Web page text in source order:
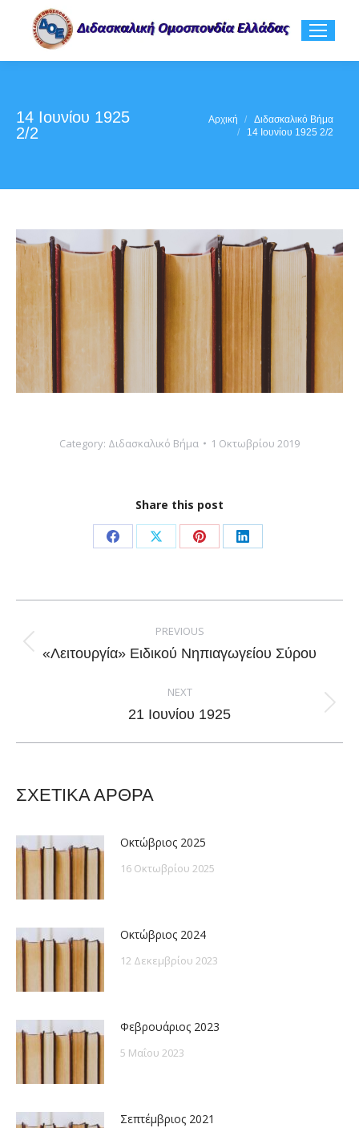
14 Ιουνίου 1925
2/2
Αρχική
Διδασκαλικό Βήμα
14 Ιουνίου 1925 2/2
Category: Διδασκαλικό Βήμα 1 Οκτωβρίου 2019
Share this post
Share
Facebook
Share
X
Share
Pinterest
Share
LinkedIn
navigation
PREVIOUS
Previous
«Λειτουργία» Ειδικού Νηπιαγωγείου Σύρου
NEXT
Next
21 Ιουνίου 1925
ΣΧΕΤΙΚΑ ΑΡΘΡΑ
Οκτώβριος 2025
16 Οκτωβρίου 2025
Οκτώβριος 2024
12 Δεκεμβρίου 2023
Φεβρουάριος 2023
5 Μαΐου 2023
Σεπτέμβριος 2021